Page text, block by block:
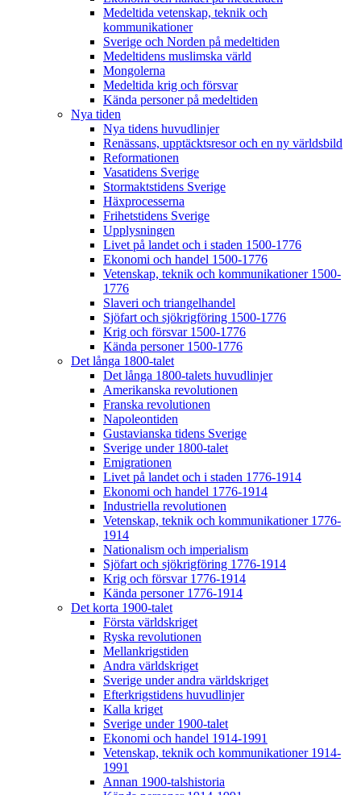
Medeltida vetenskap, teknik och
kommunikationer
Sverige och Norden på medeltiden
Medeltidens muslimska värld
Mongolerna
Medeltida krig och försvar
Kända personer på medeltiden
Nya tiden
Nya tidens huvudlinjer
Renässans, upptäcktsresor och en ny världsbild
Reformationen
Vasatidens Sverige
Stormaktstidens Sverige
Häxprocesserna
Frihetstidens Sverige
Upplysningen
Livet på landet och i staden 1500-1776
Ekonomi och handel 1500-1776
Vetenskap, teknik och kommunikationer 1500-
1776
Slaveri och triangelhandel
Sjöfart och sjökrigföring 1500-1776
Krig och försvar 1500-1776
Kända personer 1500-1776
Det långa 1800-talet
Det långa 1800-talets huvudlinjer
Amerikanska revolutionen
Franska revolutionen
Napoleontiden
Gustavianska tidens Sverige
Sverige under 1800-talet
Emigrationen
Livet på landet och i staden 1776-1914
Ekonomi och handel 1776-1914
Industriella revolutionen
Vetenskap, teknik och kommunikationer 1776-
1914
Nationalism och imperialism
Sjöfart och sjökrigföring 1776-1914
Krig och försvar 1776-1914
Kända personer 1776-1914
Det korta 1900-talet
Första världskriget
Ryska revolutionen
Mellankrigstiden
Andra världskriget
Sverige under andra världskriget
Efterkrigstidens huvudlinjer
Kalla kriget
Sverige under 1900-talet
Ekonomi och handel 1914-1991
Vetenskap, teknik och kommunikationer 1914-
1991
Annan 1900-talshistoria